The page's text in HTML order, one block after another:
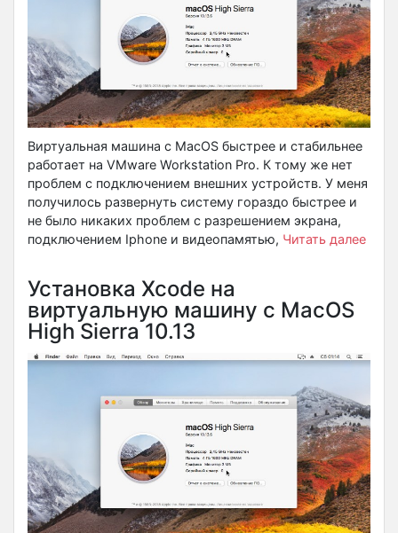
Виртуальная машина с MacOS быстрее и стабильнее
работает на VMware Workstation Pro. К тому же нет
проблем с подключением внешних устройств. У меня
получилось развернуть систему гораздо быстрее и
не было никаких проблем с разрешением экрана,
подключением Iphone и видеопамятью, Читать далее
Установка Xcode на
виртуальную машину с MacOS
High Sierra 10.13